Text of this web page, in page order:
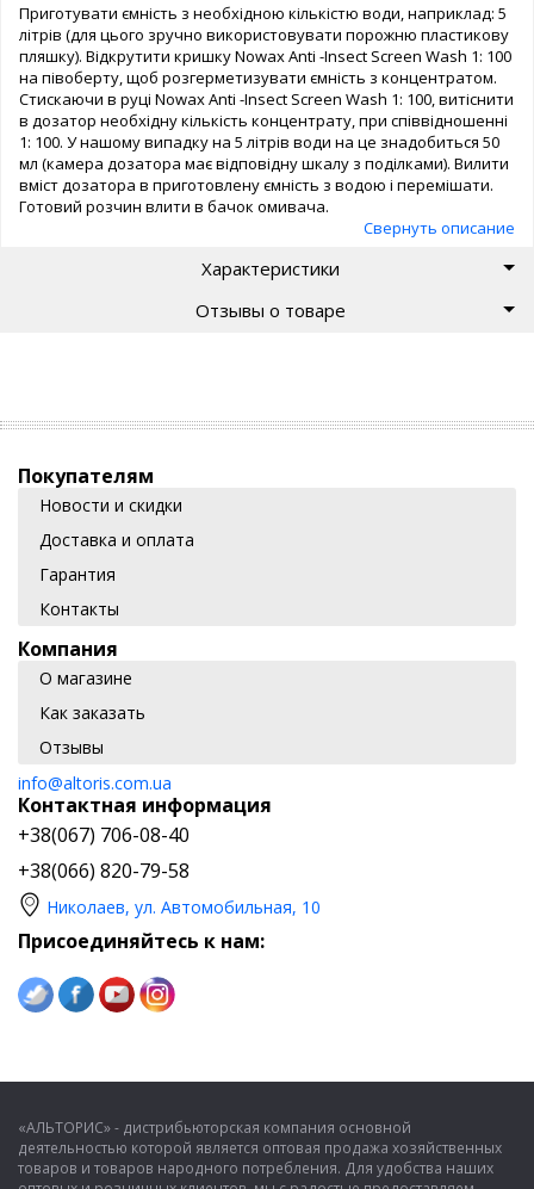
Приготувати ємність з необхідною кількістю води, наприклад: 5
літрів (для цього зручно використовувати порожню пластикову
пляшку). Відкрутити кришку Nowax Anti -Insect Screen Wash 1: 100
на півоберту, щоб розгерметизувати ємність з концентратом.
Стискаючи в руці Nowax Anti -Insect Screen Wash 1: 100, витіснити
в дозатор необхідну кількість концентрату, при співвідношенні
1: 100. У нашому випадку на 5 літрів води на це знадобиться 50
мл (камера дозатора має відповідну шкалу з поділками). Вилити
вміст дозатора в приготовлену ємність з водою і перемішати.
Готовий розчин влити в бачок омивача.
Свернуть описание
Характеристики
Отзывы о товаре
Покупателям
Новости и скидки
Доставка и оплата
Гарантия
Контакты
Компания
О магазине
Как заказать
Отзывы
info@altoris.com.ua
Контактная информация
+38(067) 706-08-40
+38(066) 820-79-58
Николаев, ул. Автомобильная, 10
Присоединяйтесь к нам:
«АЛЬТОРИС» - дистрибьюторская компания основной
деятельностью которой является оптовая продажа хозяйственных
товаров и товаров народного потребления. Для удобства наших